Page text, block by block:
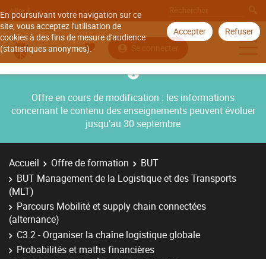
En poursuivant votre navigation sur ce
site, vous acceptez l'utilisation de
cookies à des fins de mesure d'audience
(statistiques anonymes).
Accepter Refuser
Aller à
Se connecter
Offre en cours de modification : les informations
concernant le contenu des enseignements peuvent évoluer
jusqu’au 30 septembre
Accueil Offre de formation
BUT
BUT Management de la Logistique et des Transports
(MLT)
Parcours Mobilité et supply chain connectées
(alternance)
C3.2 - Organiser la chaîne logistique globale
Probabilités et maths financières